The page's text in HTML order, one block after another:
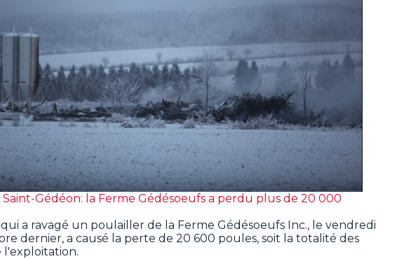
Saint-Gédéon: la Ferme Gédésoeufs a perdu plus de 20 000
a ravagé un poulailler de la Ferme Gédésoeufs Inc., le vendredi
dernier, a causé la perte de 20 600 poules, soit la totalité des
l'exploitation.